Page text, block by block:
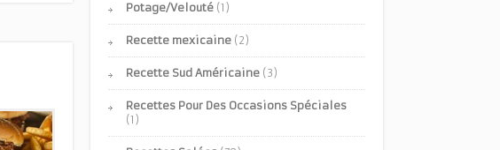
Potage/Velouté (1)
Recette mexicaine (2)
Recette Sud Américaine (3)
Recettes Pour Des Occasions Spéciales
(1)